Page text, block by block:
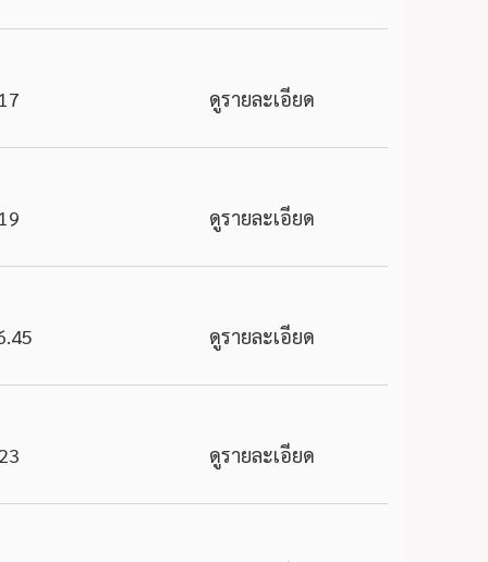
ดูรายละเอียด
ดูรายละเอียด
ดูรายละเอียด
ดูรายละเอียด